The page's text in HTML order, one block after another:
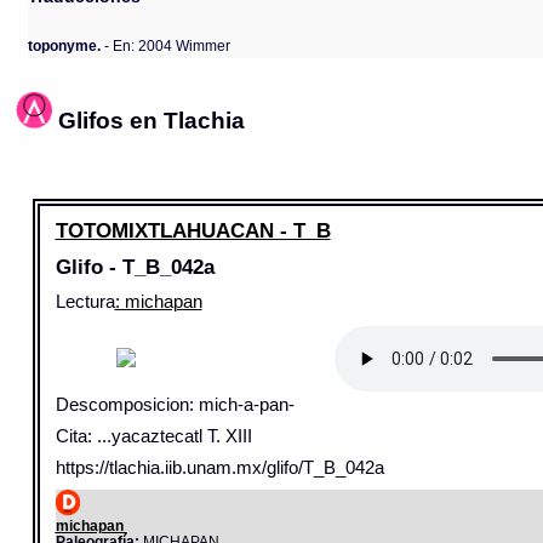
toponyme. - En: 2004 Wimmer
Glifos en Tlachia
TOTOMIXTLAHUACAN - T_B
Glifo - T_B_042a
Lectura: michapan
Descomposicion: mich-a-pan-
Cita: ...yacaztecatl T. XIII
https://tlachia.iib.unam.mx/glifo/T_B_042a
michapan